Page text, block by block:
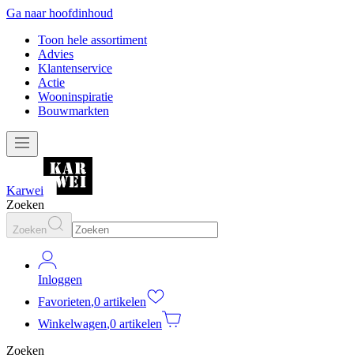
Ga naar hoofdinhoud
Toon hele assortiment
Advies
Klantenservice
Actie
Wooninspiratie
Bouwmarkten
Karwei
Zoeken
Zoeken
Inloggen
Favorieten,0 artikelen
Winkelwagen,0 artikelen
Zoeken